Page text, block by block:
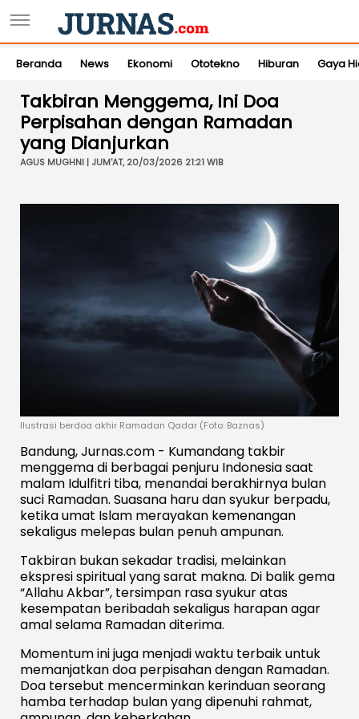
Beranda News Ekonomi Ototekno Hiburan Gaya
Takbiran Menggema, Ini Doa
Perpisahan dengan Ramadan
yang Dianjurkan
AGUS MUGHNI | JUM'AT, 20/03/2026 21:21 WIB
Ilustrasi berdoa akhir Ramadan Qadar (Foto: Baznas)
Bandung, Jurnas.com - Kumandang takbir
menggemadi berbagai penjuru Indonesiasaat
malam Idulfitri tiba, menandai berakhirnya bulan
suci Ramadan. Suasana harudansyukur berpadu,
ketikaumat Islam merayakan kemenangan
sekaligus melepas bulan penuhampunan.
Takbiran bukansekadar tradisi, melainkan
ekspresispiritualyangsarat makna. Di balikgema
“AllahuAkbar”, tersimpan rasasyukuratas
kesempatan beribadahsekaligus harapanagar
amalselama Ramadanditerima.
Momentuminijuga menjadiwaktu terbaikuntuk
memanjatkandoa perpisahandengan Ramadan.
Doa tersebut mencerminkan kerinduanseorang
hamba terhadap bulanyangdipenuhi rahmat,